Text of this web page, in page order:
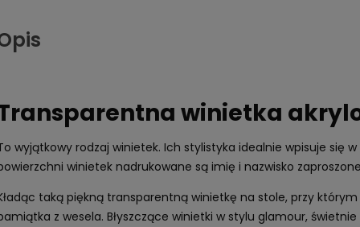
winietka
wyjątkowy rodzaj winietek. Ich stylistyka idealnie wpisuje się
winietek nadrukowane są imię i nazwisko
taką piękną transparentną winietkę na stole, przy
z wesela. Błyszczące winietki w stylu glamour,